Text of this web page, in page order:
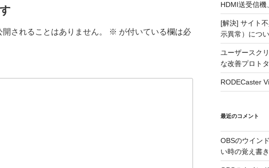
されることはありません。 ※ が付いている欄は必
HDMI送受信機
[解決] サイト
示異常）につ
ユーザースク
な改善プロト
RODECaster
最近のコメント
OBSのウイン
い時の覚え書き